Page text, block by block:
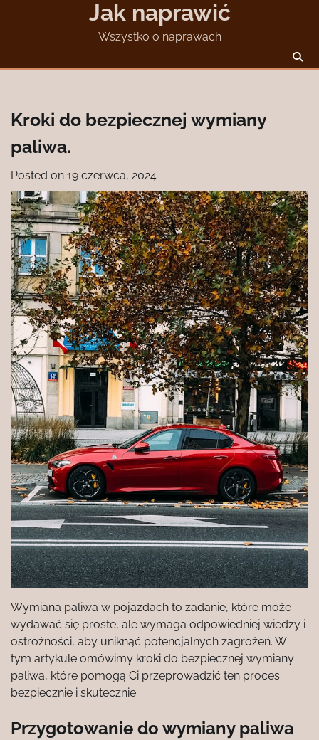
Jak naprawić
Wszystko o naprawach
Kroki do bezpiecznej wymiany
paliwa.
Posted on 19 czerwca, 2024
Wymiana paliwa w pojazdach to zadanie, które może
wydawać się proste, ale wymaga odpowiedniej wiedzy i
ostrożności, aby uniknąć potencjalnych zagrożeń. W
tym artykule omówimy kroki do bezpiecznej wymiany
paliwa, które pomogą Ci przeprowadzić ten proces
bezpiecznie i skutecznie.
Przygotowanie do wymiany paliwa